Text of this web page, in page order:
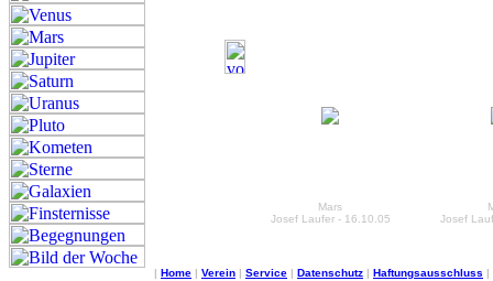
Mars
Josef Laufer - 16.10.05
Josef
| Home | Verein | Service | Datenschutz | Haftungsausschluss |